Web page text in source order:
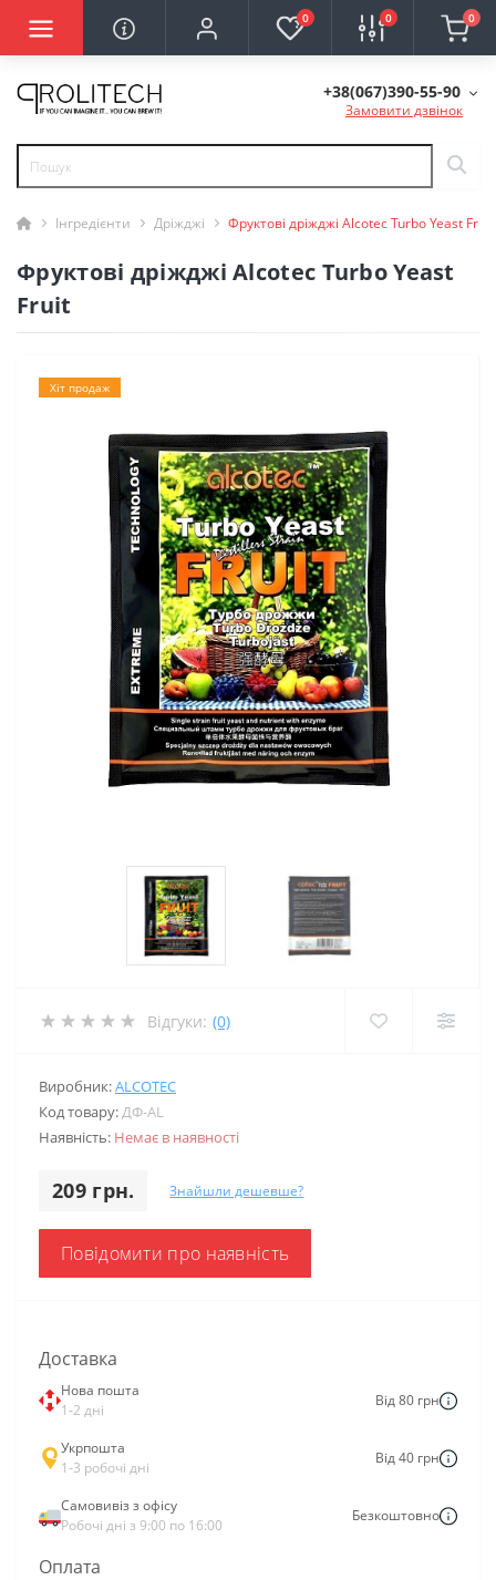
0 0 0
+38(067)390-55-90
Замовити дзвінок
Інгредієнти Дріжджі Фруктові дріжджі Alcotec Turbo Yeast Fruit
Фруктові дріжджі Alcotec Turbo Yeast
Fruit
Хіт продаж
Відгуки: (0)
Виробник:ALCOTEC
Код товару:ДФ-AL
Наявність: Немає в наявності
209 грн. Знайшли дешевше?
Повідомити про наявність
Доставка
Нова пошта
1-2 дні
Від 80 грн
Укрпошта
1-3 робочі дні
Від 40 грн
Самовивіз з офісу
Робочі дні з 9:00 по 16:00
Безкоштовно
Оплата